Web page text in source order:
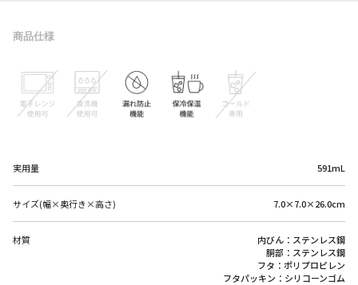
商品仕様
実用量 591mL
サイズ(幅×奥行き×高さ) 7.0×7.0×26.0cm
材質
内びん：ステンレス鋼
胴部：ステンレス鋼
フタ：ポリプロピレン
フタパッキン：シリコーンゴム